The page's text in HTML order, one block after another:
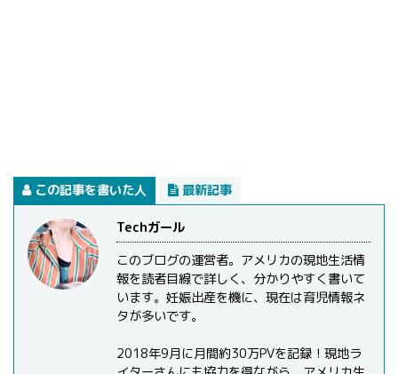
この記事を書いた人 最新記事
Techガール
このブログの運営者。アメリカの現地生活情
報を読者目線で詳しく、分かりやすく書いて
います。妊娠出産を機に、現在は育児情報ネ
タが多いです。
2018年9月に月間約30万PVを記録！現地ラ